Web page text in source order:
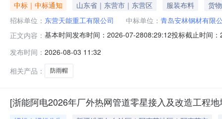
中标｜中标通知 山东省｜东营市｜东营区 服装布料
货物
招标单位： 东营天能重工有限公司 中标单位： 青岛安林钢材有限
正文内容： 基本时间发布时间：2026-07-2808:29:12投标截止时间
元贰角叁分本次招标联系事项招标单位：东营天能重工
发布时间： 2026-08-03 11:32
相关产品：
防雨帽
[浙能阿电2026年厂外热网管道零星接入及改造工程